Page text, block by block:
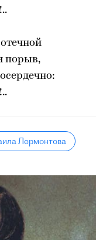
порыв,
Лермонтова